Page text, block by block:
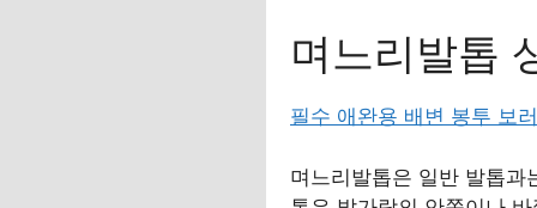
며느리발톱
필수 애완용 배변 봉투 보
며느리발톱은 일반 발톱